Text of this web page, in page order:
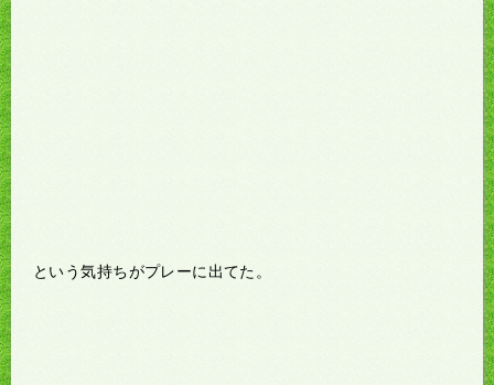
という気持ちがプレーに出てた。